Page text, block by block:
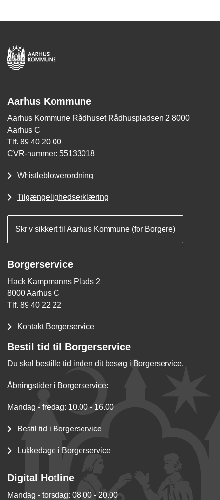
Aarhus Kommune
Aarhus Kommune Rådhuset Rådhuspladsen 2 8000
Aarhus C
Tlf. 89 40 20 00
CVR-nummer: 55133018
Whistleblowerordning
Tilgængelighedserklæring
Skriv sikkert til Aarhus Kommune (for Borgere)
Borgerservice
Hack Kampmanns Plads 2
8000 Aarhus C
Tlf. 89 40 22 22
Kontakt Borgerservice
Bestil tid til Borgerservice
Du skal bestille tid inden dit besøg i Borgerservice.
Åbningstider i Borgerservice:
Mandag - fredag: 10.00 - 16.00
Bestil tid i Borgerservice
Lukkedage i Borgerservice
Digital Hotline
Mandag - torsdag: 08.00 - 20.00